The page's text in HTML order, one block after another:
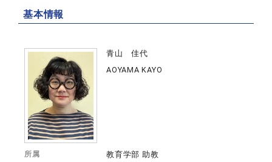
基本情報
青山 佳代
AOYAMA KAYO
所属 教育学部 助教